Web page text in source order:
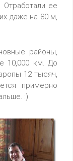
ее
даже на 80 м,
районы,
10,000 км. До
12 тысяч,
примерно
:)